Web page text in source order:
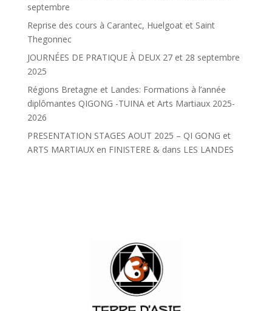
septembre
Reprise des cours à Carantec, Huelgoat et Saint
Thegonnec
JOURNÉES DE PRATIQUE À DEUX 27 et 28 septembre
2025
Régions Bretagne et Landes: Formations à l’année
diplômantes QIGONG -TUINA et Arts Martiaux 2025-
2026
PRESENTATION STAGES AOUT 2025 – QI GONG et
ARTS MARTIAUX en FINISTERE & dans LES LANDES